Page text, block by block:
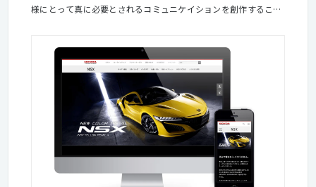
様にとって真に必要とされるコミュニケイションを創作するこ
せながら、 つねに時代に応じたコミュニケイション領域に対応
し、 戦略やコンセプトの策定から実際の施策にいたるまで、 ワ
ンストップでご提案・ご提供しております。 【職場環境につい
鉄表参道駅のほぼ中間地点にあり、 便利でありながら落ち着い
た場所にあります。 ■建物 歴史を重ねたデザインビル。開口
の多い明るい職場です。 ■会社の雰囲気 日々、ナショナルク
ライアント様に、パートナーとして接している会社らしく、 ど
ちらかというと落ち着いています。クライアント様もよく来社し